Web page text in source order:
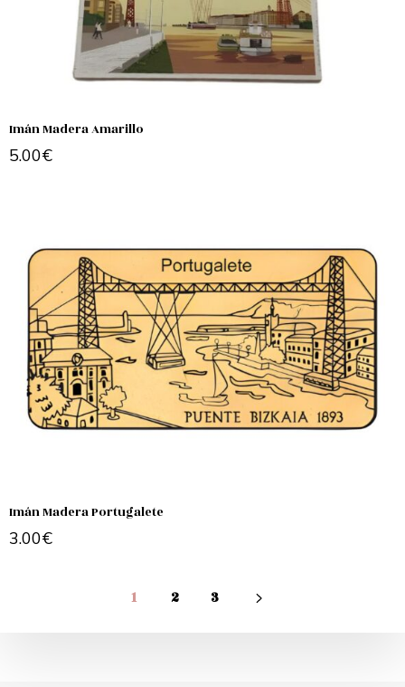
Imán Madera Amarillo
5.00€
Imán Madera Portugalete
3.00€
1 2 3